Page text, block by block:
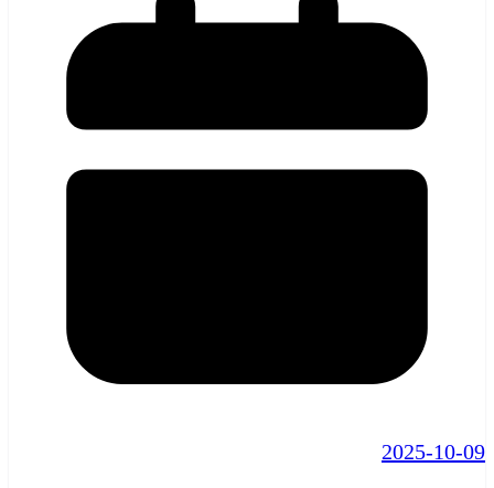
2025-10-09